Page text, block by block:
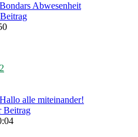
Abwesenheit
alle miteinander!
Beitrag